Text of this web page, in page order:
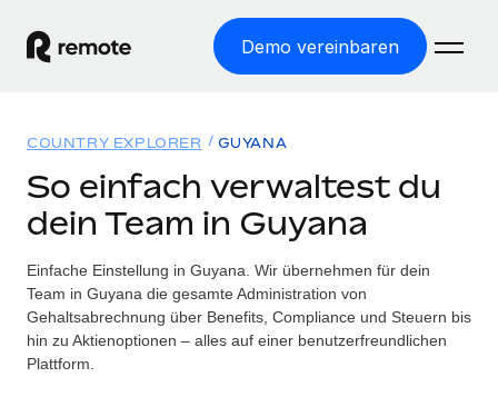
Demo vereinbaren
WELTWEITE BESCHÄFTIGUNG
Globale Payroll
Einfache, rechtssicher Payroll
Employer of Record
Weltweites Wachstum ohne Kosten für Niederlassungen
Lösungen
WELTWEITE ABDECKUNG
Country Explorer
Länderspezifische Unterstützung bei der Einstellung
Ressourcen
TOOLS UND RECHNER
Scheinselbstständigkeitsrisiko berechnen
Preise
COUNTRY EXPLORER GUYANA
So einfach verwaltest du
dein Team in Guyana
Einfache Einstellung in Guyana. Wir übernehmen für dein
Team in Guyana die gesamte Administration von
Gehaltsabrechnung über Benefits, Compliance und Steuern bis
hin zu Aktienoptionen – alles auf einer benutzerfreundlichen
Plattform.